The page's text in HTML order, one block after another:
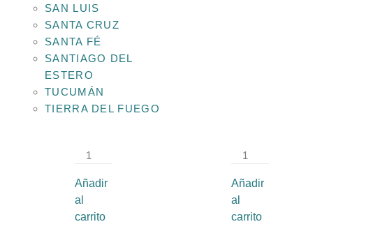
SAN LUIS
SANTA CRUZ
SANTA FÉ
SANTIAGO DEL
ESTERO
TUCUMÁN
TIERRA DEL FUEGO
STB
Medida:
30 ×
Añadir
al
carrito
Añadir
al
carrito